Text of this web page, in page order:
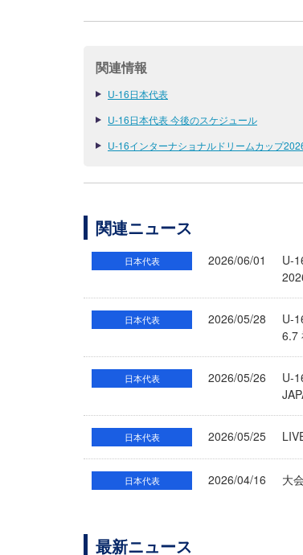
関連情報
U-16日本代表
U-16日本代表 今後のスケジュール
U-16インターナショナルドリームカップ
関連ニュース
日本代表 2026/06/01
U-
日本代表 2026/05/28
U-
6.7
日本代表 2026/05/26
U-
日本代表 2026/05/25
日本代表 2026/04/16 大
最新ニュース